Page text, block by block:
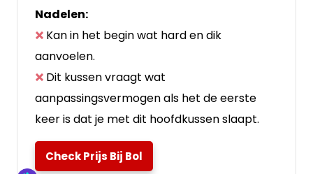
Nadelen:
Kan in het begin wat hard en dik
aanvoelen.
Dit kussen vraagt wat
aanpassingsvermogen als het de eerste
keer is dat je met dit hoofdkussen slaapt.
Check Prijs Bij Bol